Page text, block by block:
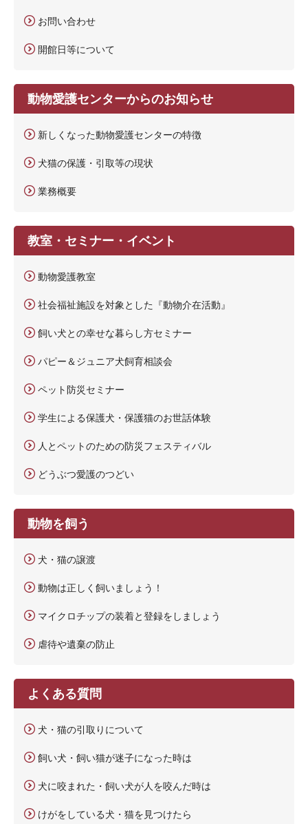
お問い合わせ
開館日等について
動物愛護センターからのお知らせ
新しくなった動物愛護センターの特徴
犬猫の保護・引取等の現状
業務概要
教室・セミナー・イベント
動物愛護教室
社会福祉施設を対象とした『動物介在活動』
飼い犬との幸せな暮らし方セミナー
パピー＆ジュニア犬飼育相談会
ペット防災セミナー
学生による保護犬・保護猫のお世話体験
人とペットのための防災フェスティバル
どうぶつ愛護のつどい
動物を飼う
犬・猫の譲渡
動物は正しく飼いましょう！
マイクロチップの装着と登録をしましょう
虐待や遺棄の防止
よくある質問
犬・猫の引取りについて
飼い犬・飼い猫が迷子になった時は
犬に咬まれた・飼い犬が人を咬んだ時は
けがをしている犬・猫を見つけたら